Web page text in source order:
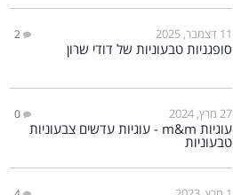
11 דצמבר, 2025 2
סופגניות טבעוניות של דודי שרון
27 מרץ, 2024 0
עוגיות m&m - עוגיות עדשים צבעוניות
טבעוניות